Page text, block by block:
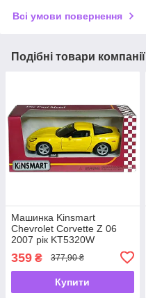
Всі умови повернення
Подібні товари компанії
Машинка Kinsmart
Chevrolet Corvette Z 06
2007 рік KT5320W
359 ₴ 377,90 ₴
Купити